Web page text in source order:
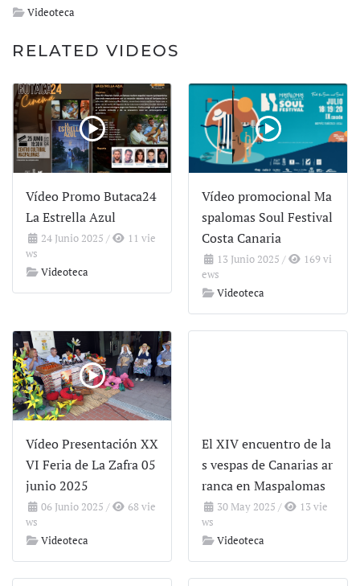
Videoteca
RELATED VIDEOS
Vídeo Promo Butaca24
La Estrella Azul
24 Junio 2025 /
11 vie
ws
Videoteca
Vídeo promocional Ma
spalomas Soul Festival
Costa Canaria
13 Junio 2025 /
169 vi
ews
Videoteca
Vídeo Presentación XX
VI Feria de La Zafra 05
junio 2025
06 Junio 2025 /
68 vie
ws
Videoteca
El XIV encuentro de la
s vespas de Canarias ar
ranca en Maspalomas
30 May 2025 /
13 vie
ws
Videoteca